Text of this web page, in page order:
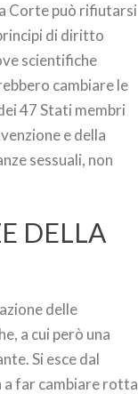
Corte può rifiutarsi
di diritto
scientifiche
cambiare le
47 Stati membri
e della
sessuali, non
DELLA
delle
a cui però una
Si esce dal
a far cambiare rotta